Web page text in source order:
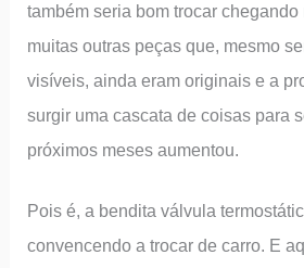
também seria bom trocar chegando
muitas outras peças que, mesmo
visíveis, ainda eram originais e a
surgir uma cascata de coisas para
próximos meses aumentou.
Pois é, a bendita válvula
convencendo a trocar de carro. E